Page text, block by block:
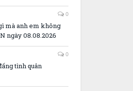
0
mà anh em không
ngày 08.08.2026
0
tình quân